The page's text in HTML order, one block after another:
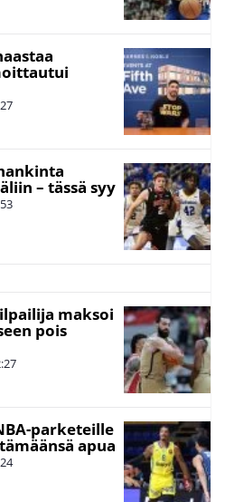
– tässä syy
maksoi
pois
parketeille
apua